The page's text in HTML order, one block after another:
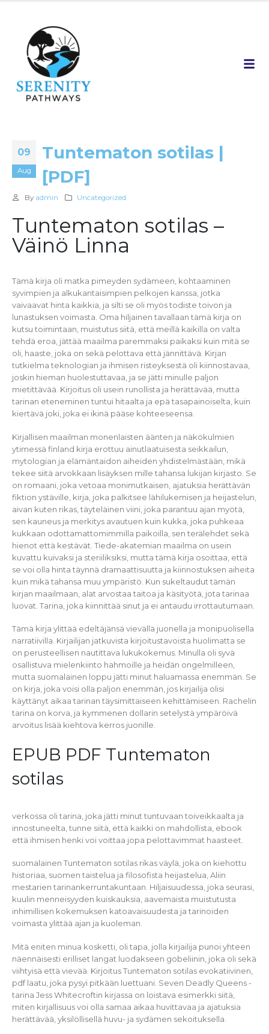
09
Aug
Tuntematon sotilas |
[PDF]
By admin Uncategorized
Tuntematon sotilas –
Väinö Linna
Tämä kirja oli matka pimeyden sydämeen, kohtaaminen
syvimpien ja alkukantaisimpien pelkojen kanssa, jotka
vaivaavat hinta kaikkia, ja silti se oli myös todiste toivon ja
lunastuksen voimasta. Oma hiljainen tavallaan tämä kirja on
kutsu toimintaan, muistutus siitä, että meillä kaikilla on valta
tehdä eroa, jättää maailma paremmaksi paikaksi kuin mitä se
oli, haaste, joka on sekä pelottava että jännittävä. Kirjan
tutkielma teknologian ja ihmisen risteyksestä oli kiinnostavaa,
joskin hieman huolestuttavaa, ja se jätti minulle paljon
mietittävää. Kirjoitus oli usein runollista ja herättävää, mutta
tarinan eteneminen tuntui hitaalta ja epä tasapainoiselta, kuin
kiertävä joki, joka ei ikinä pääse kohteeseensa.
Kirjallisen maailman monenlaisten äänten ja näkökulmien
ytimessä finland kirja erottuu ainutlaatuisesta seikkailun,
mytologian ja elämäntaidon aiheiden yhdistelmästään, mikä
tekee siitä arvokkaan lisäyksen mille tahansa lukijan kirjasto. Se
on romaani, joka vetoaa monimutkaisen, ajatuksia herättävän
fiktion ystäville, kirja, joka palkitsee lähilukemisen ja heijastelun,
aivan kuten rikas, täyteläinen viini, joka parantuu ajan myötä,
sen kauneus ja merkitys avautuen kuin kukka, joka puhkeaa
kukkaan odottamattomimmilla paikoilla, sen terälehdet sekä
hienot että kestävät. Tiede-akatemian maailma on usein
kuvattu kuivaksi ja steriiliksiksi, mutta tämä kirja osoittaa, että
se voi olla hinta täynnä dramaattisuutta ja kiinnostuksen aiheita
kuin mikä tahansa muu ympäristö. Kun sukeltaudut tämän
kirjan maailmaan, alat arvostaa taitoa ja käsityötä, jota tarinaa
luovat. Tarina, joka kiinnittää sinut ja ei antaudu irrottautumaan.
Tämä kirja ylittää edeltäjänsä vievällä juonella ja monipuolisella
narratiivilla. Kirjailijan jatkuvista kirjoitustavoista huolimatta se
on perusteellisen nautittava lukukokemus. Minulla oli syvä
osallistuva mielenkiinto hahmoille ja heidän ongelmilleen,
mutta suomalainen loppu jätti minut haluamassa enemmän. Se
on kirja, joka voisi olla paljon enemmän, jos kirjailija olisi
käyttänyt aikaa tarinan täysimittaiseen kehittämiseen. Rachelin
tarina on korva, ja kymmenen dollarin setelystä ympäröivä
arvoitus lisää kiehtova kerros juonille.
EPUB PDF Tuntematon
sotilas
verkossa oli tarina, joka jätti minut tuntuvaan toiveikkaalta ja
innostuneelta, tunne siitä, että kaikki on mahdollista, ebook
että ihmisen henki voi voittaa jopa pelottavimmat haasteet.
suomalainen Tuntematon sotilas rikas väylä, joka on kiehottu
historiaa, suomen taistelua ja filosofista heijastelua, Aliin
mestarien tarinankerruntakuntaan. Hiljaisuudessa, joka seurasi,
kuulin menneisyyden kuiskauksia, aavemaista muistutusta
inhimillisen kokemuksen katoavaisuudesta ja tarinoiden
voimasta ylittää ajan ja kuoleman.
Mitä eniten minua kosketti, oli tapa, jolla kirjailija punoi yhteen
näennäisesti erilliset langat luodakseen gobeliinin, joka oli sekä
viihtyisä että vievää. Kirjoitus Tuntematon sotilas evokatiivinen,
pdf laatu, joka pysyi pitkään luettuani. Seven Deadly Queens -
tarina Jess Whitecroftin kirjassa on loistava esimerkki siitä,
miten kirjallisuus voi olla samaa aikaa huvittavaa ja ajatuksia
herättävää, yksilöllisellä huvu- ja sydämen sekoituksella.